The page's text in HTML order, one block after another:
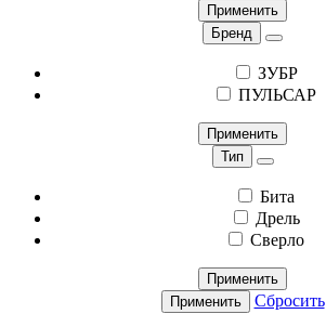
Применить
Бренд
ЗУБР
ПУЛЬСАР
Применить
Тип
Бита
Дрель
Сверло
Применить
Применить
Сбросить